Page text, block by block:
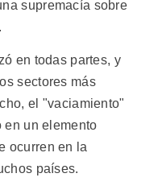
supremacía sobre
en todas partes, y
sectores más
el "vaciamiento"
en un elemento
ocurren en la
países.